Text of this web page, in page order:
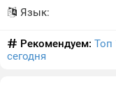
Язык:
Рекомендуем: Топ
сегодня